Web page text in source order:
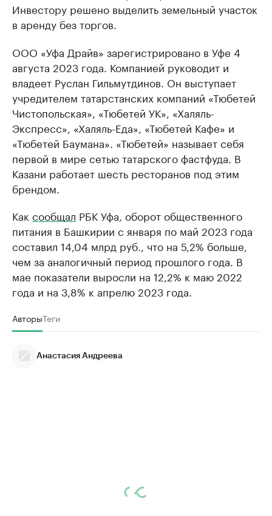
Инвестору решено выделить земельный участок
в аренду без торгов.
ООО «Уфа Драйв» зарегистрировано в Уфе 4
августа 2023 года. Компанией руководит и
владеет Руслан Гильмутдинов. Он выступает
учредителем татарстанских компаний «Тюбетей
Чистопольская», «Тюбетей УК», «Халяль-
Экспресс», «Халяль-Еда», «Тюбетей Кафе» и
«Тюбетей Баумана». «Тюбетей» называет себя
первой в мире сетью татарского фастфуда. В
Казани работает шесть ресторанов под этим
брендом.
Как сообщал РБК Уфа, оборот общественного
питания в Башкирии с января по май 2023 года
составил 14,04 млрд руб., что на 5,2% больше,
чем за аналогичный период прошлого года. В
мае показатели выросли на 12,2% к маю 2022
года и на 3,8% к апрелю 2023 года.
АвторыТеги
Анастасия Андреева